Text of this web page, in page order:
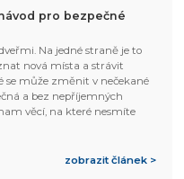
pro bezpečné
Na jedné straně je to
nová místa a strávit
se může změnit v nečekané
a bez nepříjemných
věcí, na které nesmíte
zobrazit článek >